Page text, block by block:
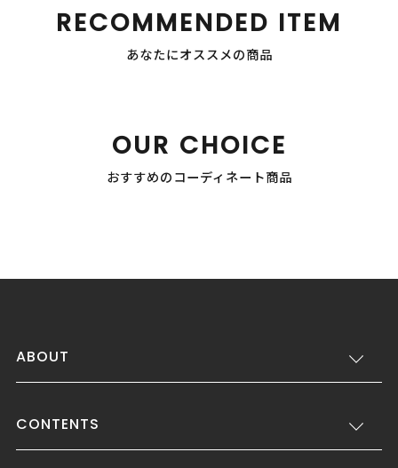
RECOMMENDED ITEM
あなたにオススメの商品
OUR CHOICE
おすすめのコーディネート商品
ABOUT
CONTENTS